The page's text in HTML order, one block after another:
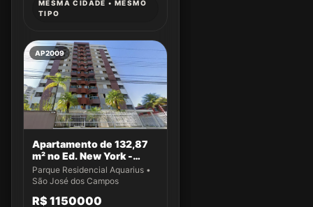
MESMA CIDADE • MESMO
TIPO
AP2009
Apartamento de 132,87
m² no Ed. New York -
Apto 14
Parque Residencial Aquarius •
São José dos Campos
R$ 1150000